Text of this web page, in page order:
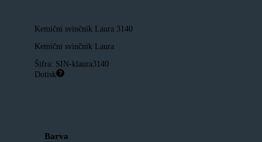
Kemični svinčnik Laura 3140
Kemični svinčnik Laura
Šifra: SIN-klaura3140
Dotisk
Barva